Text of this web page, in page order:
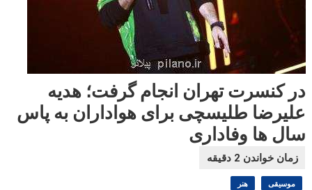
در کنسرت تهران انجام گرفت؛ هدیه
علیرضا طلیسچی برای هواداران به پاس
سال ها وفاداری
موسیقی هنر